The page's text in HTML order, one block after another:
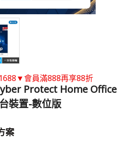
會員滿888再享88折
Protect Home Office
裝置-數位版
案